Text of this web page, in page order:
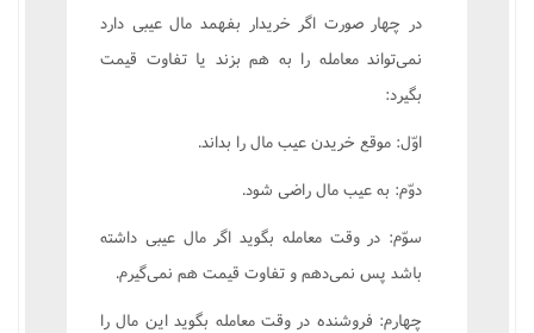
در چهار صورت اگر خريدار بفهمد مال عيبى دارد
نمى‌تواند معامله را به هم بزند يا تفاوت قيمت
بگيرد:
اوّل: موقع خريدن عيب مال را بداند.
دوّم: به عيب مال راضى شود.
سوّم: در وقت معامله بگويد اگر مال عيبى داشته
باشد پس نمى‌دهم و تفاوت قيمت هم نمى‌گيرم.
چهارم: فروشنده در وقت معامله بگويد اين مال را